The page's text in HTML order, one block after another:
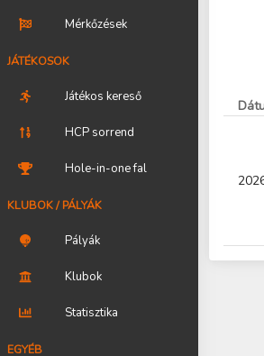
Mérkőzések
JÁTÉKOSOK
Játékos kereső
HCP sorrend
Hole-in-one fal
KLUBOK / PÁLYÁK
Pályák
Klubok
Statisztika
EGYÉB